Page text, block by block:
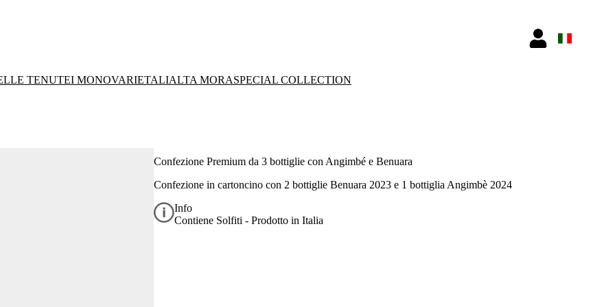
TENUTEI MONOVARIETALIALTA MORASPECIAL COLLECTION
Confezione Premium da 3 bottiglie con Angimbé e Benuara
Confezione in cartoncino con 2 bottiglie Benuara 2023 e 1 bottiglia Angimbè 2024
Info
Contiene Solfiti - Prodotto in Italia